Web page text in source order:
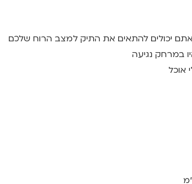
יכולים להתאים את התיק למצב הרוח שלכם
במרחק נגיעה
אוכל